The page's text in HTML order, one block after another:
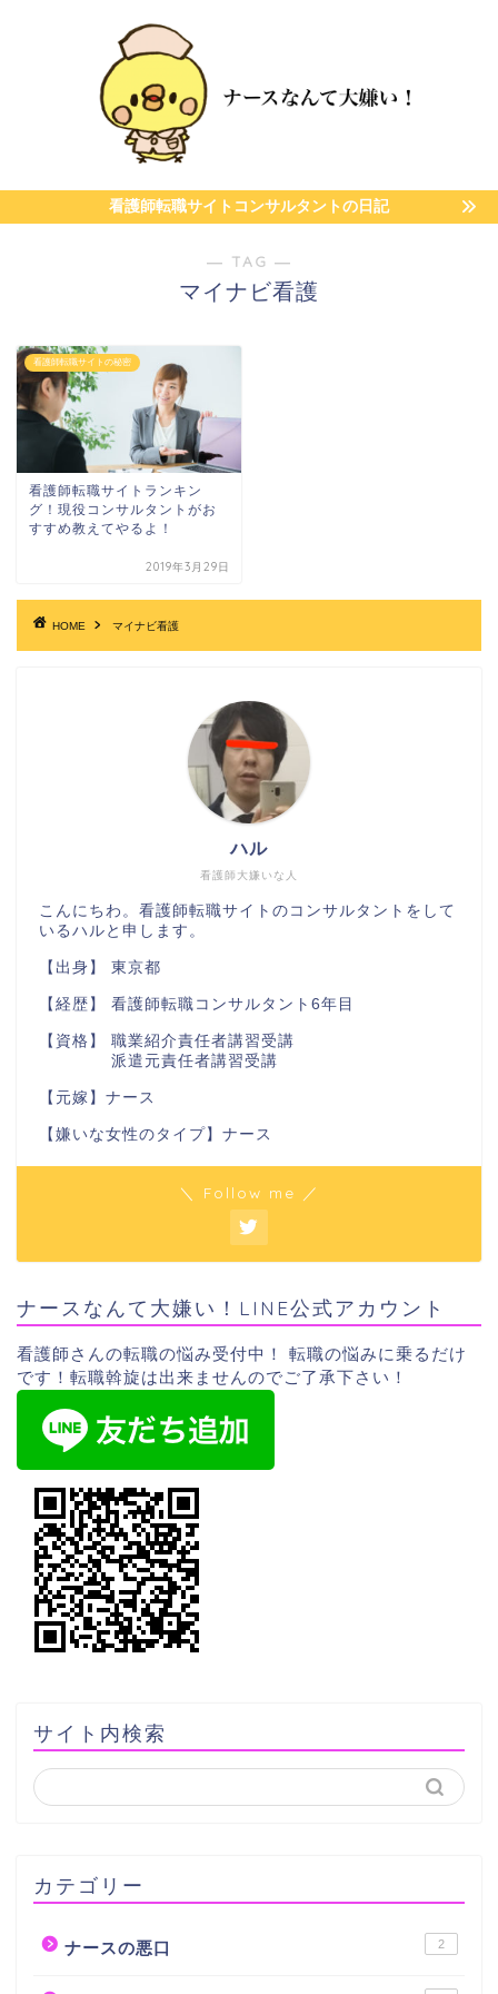
看護師転職サイトコンサルタントの日記
― TAG ―
マイナビ看護
看護師転職サイトの秘密
看護師転職サイトランキン
グ！現役コンサルタントがお
すすめ教えてやるよ！
2019年3月29日
HOME マイナビ看護
看護師大嫌いな人
ハル
こんにちわ。看護師転職サイトのコンサルタントをして
いるハルと申します。
【出身】 東京都
【経歴】 看護師転職コンサルタント6年目
【資格】 職業紹介責任者講習受講
派遣元責任者講習受講
【元嫁】ナース
【嫌いな女性のタイプ】ナース
＼ Follow me ／
ナースなんて大嫌い！LINE公式アカウント
看護師さんの転職の悩み受付中！ 転職の悩みに乗るだけ
です！転職斡旋は出来ませんのでご了承下さい！
サイト内検索
カテゴリー
ナースの悪口 2